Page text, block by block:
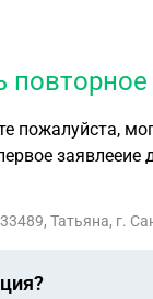
пожалуйста,
заявлееие
Татьяна, г.